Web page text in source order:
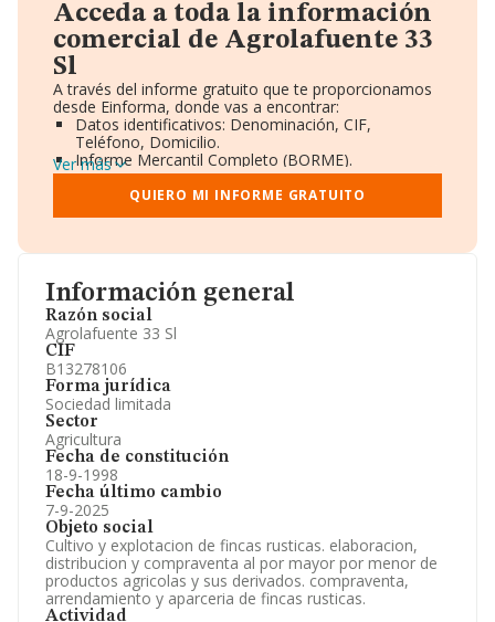
Información general
Razón social
Agrolafuente 33 Sl
CIF
B13278106
Forma jurídica
Sociedad limitada
Sector
Agricultura
Fecha de constitución
18-9-1998
Fecha último cambio
7-9-2025
Objeto social
Cultivo y explotacion de fincas rusticas. elaboracion,
distribucion y compraventa al por mayor por menor de
productos agricolas y sus derivados. compraventa,
arrendamiento y aparceria de fincas rusticas.
Actividad
Acceda a toda la información
comercial de Agrolafuente 33
Sl
A través del informe gratuito que te proporcionamos
desde Einforma, donde vas a encontrar:
Datos identificativos: Denominación, CIF,
Teléfono, Domicilio.
Informe Mercantil Completo (BORME).
Gráficos de Evolución Ventas y Empleados.
Consejo de Administración y Administradores.
Directivos y Ejecutivos.
Información oficial y registral complementaria.
Ver más
QUIERO MI INFORME GRATUITO